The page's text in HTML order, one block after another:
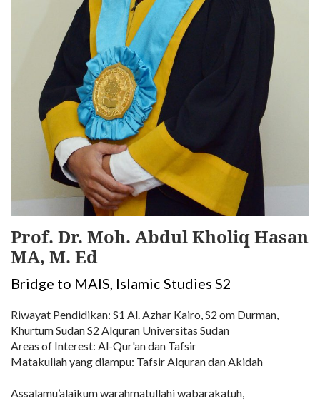
Prof. Dr. Moh. Abdul Kholiq Hasan
MA, M. Ed
Bridge to MAIS, Islamic Studies S2
Riwayat Pendidikan: S1 Al. Azhar Kairo, S2 om Durman,
Khurtum Sudan S2 Alquran Universitas Sudan
Areas of Interest: Al-Qur'an dan Tafsir
Matakuliah yang diampu: Tafsir Alquran dan Akidah
Assalamu’alaikum warahmatullahi wabarakatuh,